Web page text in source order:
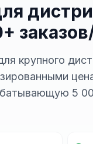
крупного
5